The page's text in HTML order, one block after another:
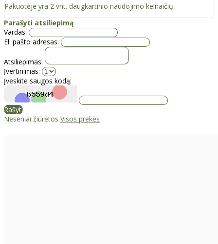
Pakuotėje yra 2 vnt. daugkartinio naudojimo kelnaičių.
Parašyti atsiliepimą
Vardas:
El. pašto adresas:
Atsiliepimas:
Įvertinimas:
Įveskite saugos kodą:
Rašyti
Neseniai žiūrėtos Visos prekės